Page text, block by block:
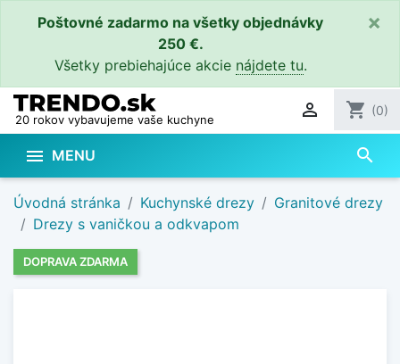
Poštovné zadarmo na všetky objednávky
250 €.
Všetky prebiehajúce akcie nájdete tu.
×
20 rokov vybavujeme vaše kuchyne  shopping_cart (0)
 MENU search
Úvodná stránka Kuchynské drezy
Granitové drezy
Drezy s vaničkou a odkvapom
DOPRAVA ZDARMA